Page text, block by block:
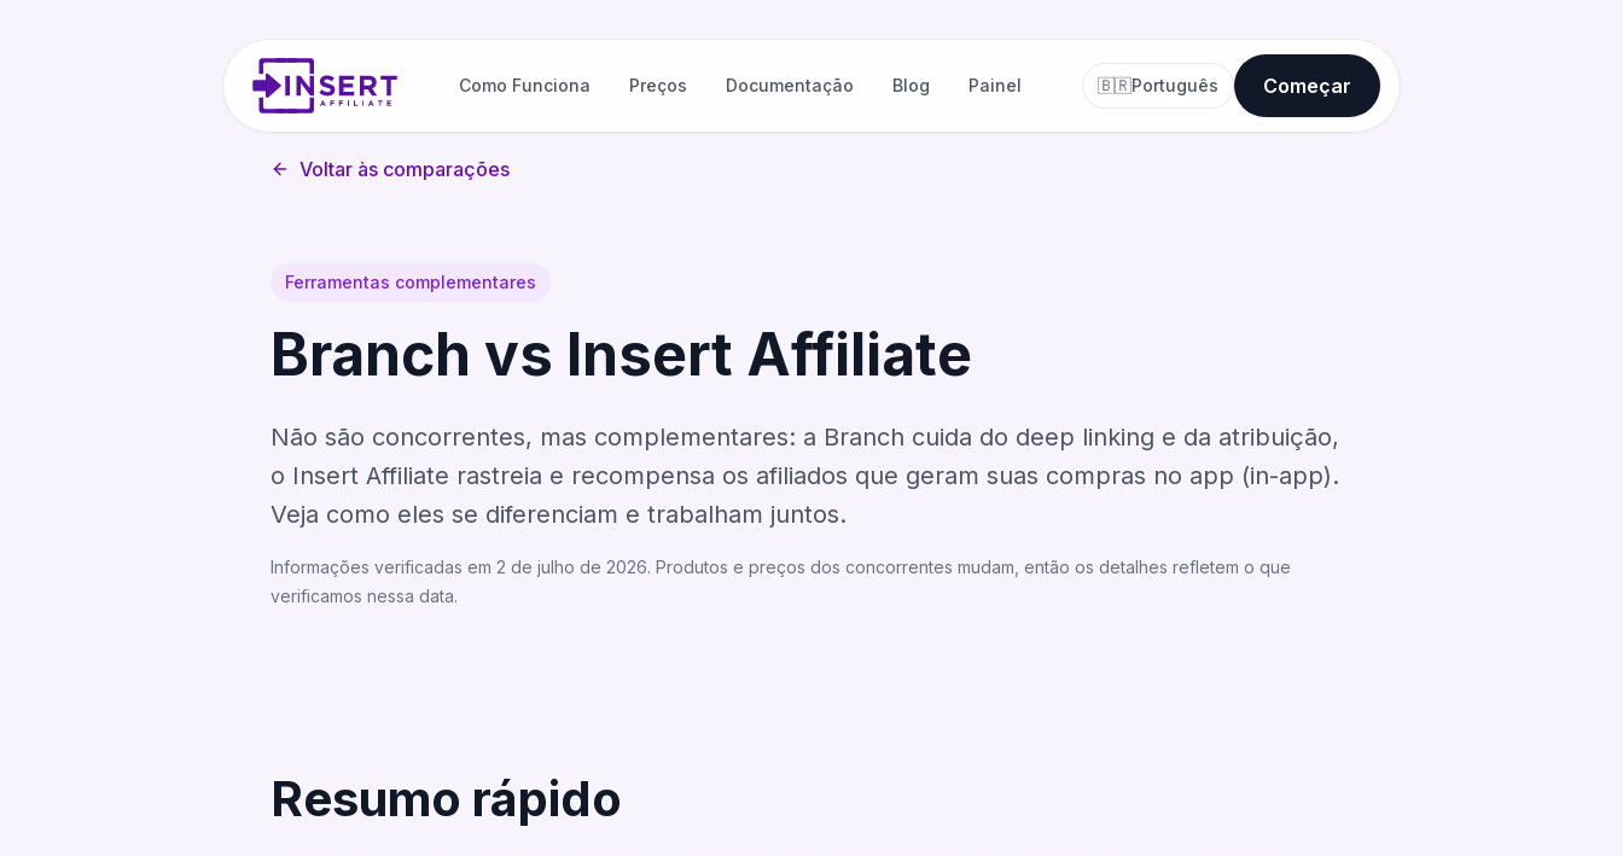
Como Funciona Preços Documentação Blog Painel 🇧🇷Português Começar
Voltar às comparações
Ferramentas complementares
Branch vs Insert Affiliate
Não são concorrentes, mas complementares: a Branch cuida do deep linking e da atribuição,
o Insert Affiliate rastreia e recompensa os afiliados que geram suas compras no app (in-app).
Veja como eles se diferenciam e trabalham juntos.
Informações verificadas em 2 de julho de 2026. Produtos e preços dos concorrentes mudam, então os detalhes refletem o que
verificamos nessa data.
Resumo rápido